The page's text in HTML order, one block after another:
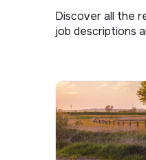
Discover all the
job descriptions